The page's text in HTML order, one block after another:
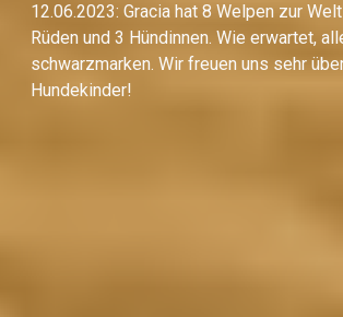
12.06.2023: Gracia hat 8 Welpen zur
Rüden und 3 Hündinnen. Wie erwartet,
schwarzmarken. Wir freuen uns sehr
Hundekinder!